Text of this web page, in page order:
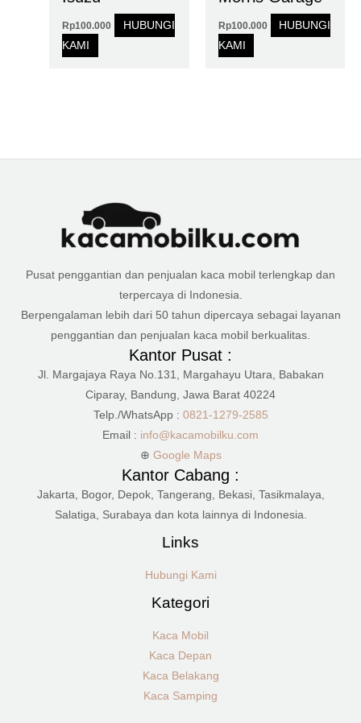
Rp100.000
HUBUNGI
KAMI
Rp100.000
HUBUNGI
KAMI
Pusat penggantian dan penjualan kaca mobil terlengkap dan
terpercaya di Indonesia.
Berpengalaman lebih dari 50 tahun dipercaya sebagai layanan
penggantian dan penjualan kaca mobil berkualitas.
Kantor Pusat :
Jl. Margajaya Raya No.131, Margahayu Utara, Babakan
Ciparay, Bandung, Jawa Barat 40224
Telp./WhatsApp : 0821-1279-2585
Email : info@kacamobilku.com
⊕ Google Maps
Kantor Cabang :
Jakarta, Bogor, Depok, Tangerang, Bekasi, Tasikmalaya,
Salatiga, Surabaya dan kota lainnya di Indonesia.
Links
Hubungi Kami
Kategori
Kaca Mobil
Kaca Depan
Kaca Belakang
Kaca Samping